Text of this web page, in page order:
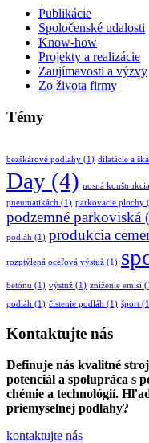
Publikácie
Spoločenské udalosti
Know-how
Projekty a realizácie
Zaujímavosti a výzvy
Zo života firmy
Témy
bezškárové podlahy (1) dilatácie a
Day (4) nosná konštrukcia
pneumatikách (1) parkovacie plochy
podzemné parkoviská
podláh (1) produkcia
rozptýlená oceľová výstuž (1)
betónu (1) výstuž (1) zníženie emisí
podláh (1) čistenie podláh (1) šport
Kontaktujte nás
Definuje nás kvalitné
potenciál a spolupráca s
chémie a technológií.
priemyselnej podlahy?
kontaktujte nás